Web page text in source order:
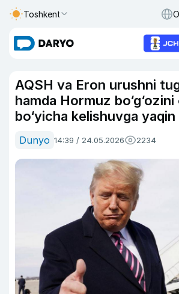
Toshkent
AQSH va Eron urushni
hamda Hormuz
bo‘yicha kelishuvga
Dunyo 14:39 / 24.05.2026 2234